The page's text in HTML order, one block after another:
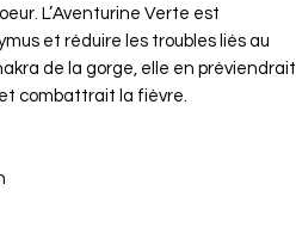
L’Aventurine Verte est
et réduire les troubles liés au
de la gorge, elle en préviendrait
combattrait la fièvre.